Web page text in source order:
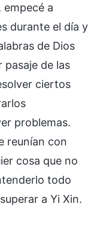
empecé a
durante el día y
de Dios
pasaje de las
ciertos
problemas.
reunían con
cosa que no
todo
a Yi Xin.